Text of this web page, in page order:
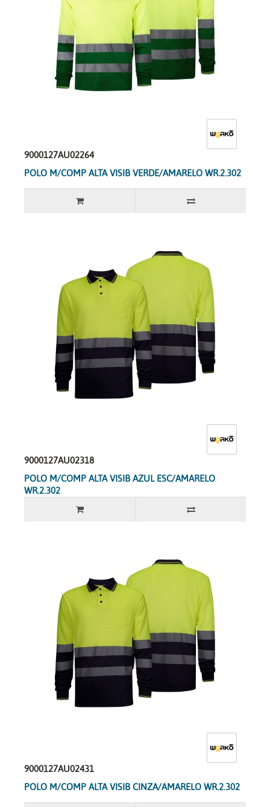
9000127AU02264
POLO M/COMP ALTA VISIB VERDE/AMARELO WR.2.302
9000127AU02318
POLO M/COMP ALTA VISIB AZUL ESC/AMARELO
WR.2.302
9000127AU02431
POLO M/COMP ALTA VISIB CINZA/AMARELO WR.2.302